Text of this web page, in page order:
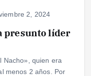
2, 2024
presunto líder
Nacho», quien era
menos 2 años. Por